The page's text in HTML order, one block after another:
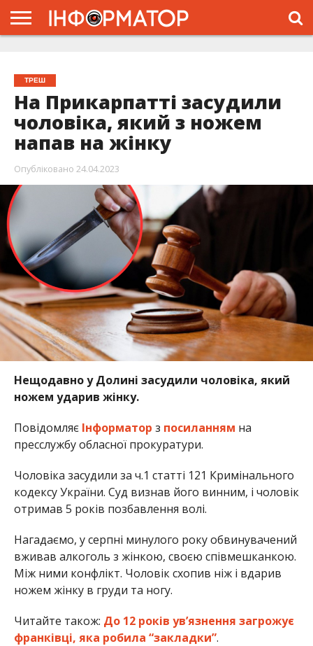
ТРЕШ
На Прикарпатті засудили
чоловіка, який з ножем
напав на жінку
Опубліковано 24.04.2023
Нещодавно у Долині засудили чоловіка, який
ножем ударив жінку.
ПовідомляєІнформатор з посиланням на
пресслужбу обласної прокуратури.
Чоловіка засудили за ч.1 статті 121 Кримінального
кодексу України. Суд визнав його винним, і чоловік
отримав 5 років позбавлення волі.
Нагадаємо, у серпні минулого року обвинувачений
вживав алкоголь з жінкою, своєю співмешканкою.
Між ними конфлікт. Чоловік схопив ніж і вдарив
ножем жінку в груди та ногу.
Читайте також: До 12 років ув’язнення загрожує
франківці, яка робила “закладки”.